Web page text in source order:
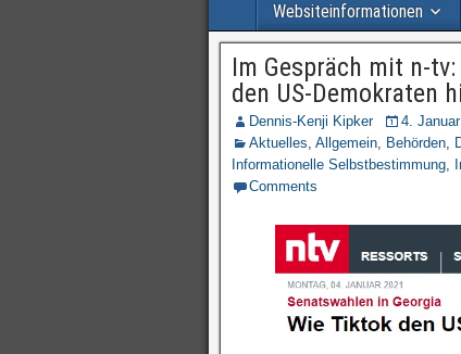
Websiteinformationen
Im Gespräch mit n-
den US-Demokraten
Dennis-Kenji Kipker
4.
Aktuelles, Allgemein, Behörden,
Informationelle Selbstbestimmung,
Comments